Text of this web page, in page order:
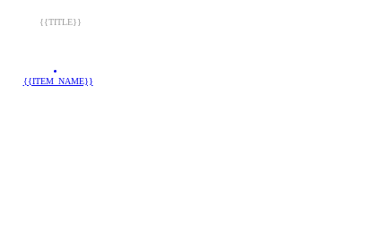
{{TITLE}}
{{ITEM_NAME}}